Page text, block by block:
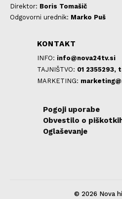
Direktor: Boris Tomašič
Odgovorni urednik: Marko Puš
KONTAKT
INFO: info@nova24tv.si
TAJNIŠTVO: 01 2355293,
MARKETING:
Pogoji uporabe
Obvestilo o
Oglaševanje
© 2026 Nova